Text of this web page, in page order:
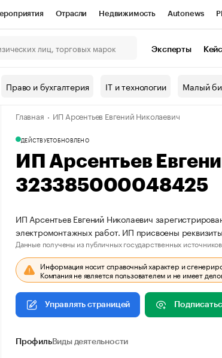
Отрасли Недвижимость Autonews
Спецпроекты Проверка контрагентов
наличной валюты
Эксперты
Право и бухгалтерия IT и технологии Малый
Главная ИП Арсентьев Евгений Николаевич
ДЕЙСТВУЕТОБНОВЛЕНО
ИП Арсентьев
323385000048425
ИП Арсентьев Евгений Николаевич
электромонтажных работ. ИП присвоены
Данные получены из публичных государственных источников.
Информация носит справочный характер и
Компания не является пользователем и не имеет
Управлять страницей
ПрофильВиды деятельности